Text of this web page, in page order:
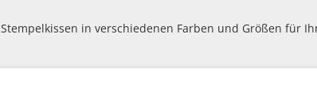
Stempelkissen in verschiedenen Farben und Größen für